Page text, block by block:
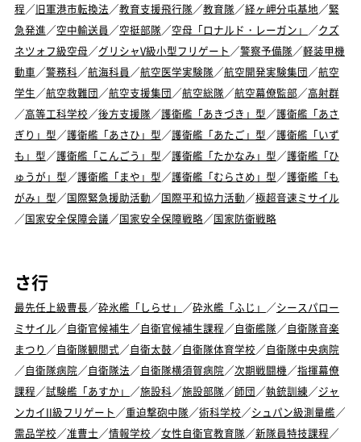
程／旧軍港市転換法／教育支援飛行隊／教育隊／経ヶ岬分屯基地／緊
急発進／空中輸送員 ／空挺部隊／空母「ロナルド・レーガン」 ／クズ
ネツォフ級空母／グリシャV級小型フリゲート ／警察予備隊／軽装甲機
動車／警務科／航海科員 ／航空医学実験隊／航空開発実験集団／航空
学生／航空救難団／航空支援集団／航空総隊／航空幕僚監部／高射群
／高等工科学校／後方支援隊／護衛艦「あきづき」型／護衛艦「あさ
ぎり」型／護衛艦「あさひ」型／護衛艦「あたご」型／護衛艦「いず
も」型／護衛艦「こんごう」型／護衛艦「たかなみ」型／護衛艦「ひ
ゅうが」型／護衛艦「まや」型／護衛艦「むらさめ」型／護衛艦「も
がみ」型／国際緊急援助活動／国際平和協力活動／極超音速ミサイル
／国家安全保障会議／国家安全保障戦略／国家防衛戦略
さ行
最先任上級曹長／砕氷艦「しらせ」 ／砕氷艦「ふじ」 ／シースパロー
ミサイル／自衛官候補生／自衛官候補生課程／自衛艦隊／自衛隊音楽
まつり ／自衛隊観閲式／自衛太鼓／自衛隊体育学校／自衛隊中央病院
／自衛隊病院／自衛隊法／自衛隊横須賀病院／次期戦闘機／指揮幕僚
課程／試験艦「あすか」 ／施設科／施設部隊／師団／執銃訓練／ジャ
ンカイII級フリゲート ／重迫撃砲中隊／術科学校／シュパン級測量艦／
需品学校／准曹士／情報学校／女性自衛官教育隊／新隊員特技課程／